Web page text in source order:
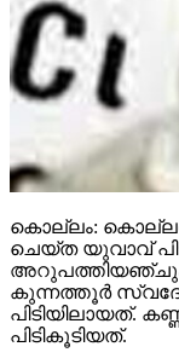
കൊല്ലം:
ചെയ്ത യുവാവ്
കുന്നത്തൂര്‍
പിടിയിലായത്.
പിടികൂടിയത്.